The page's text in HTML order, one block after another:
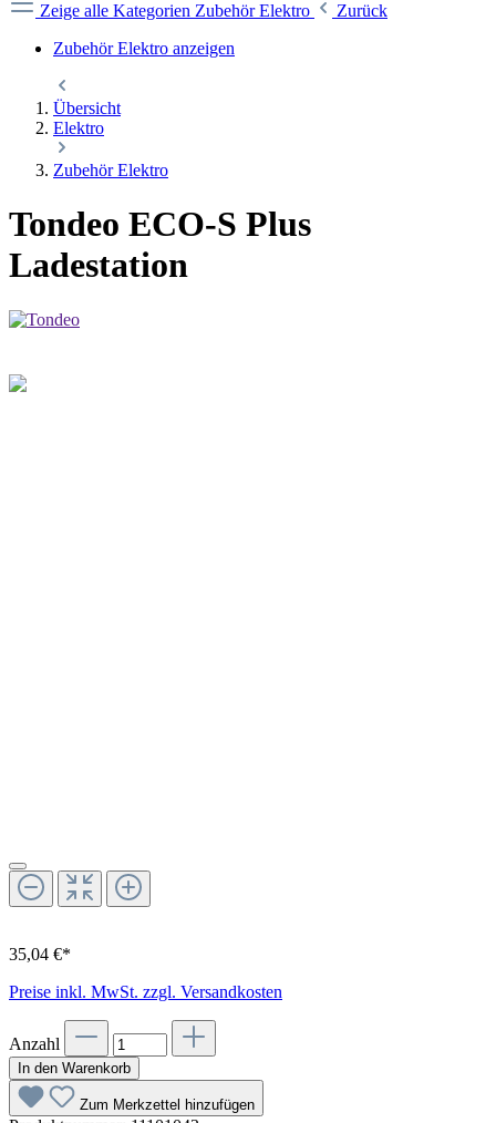
Zeige alle Kategorien Zubehör Elektro
Zurück
Zubehör Elektro anzeigen
Übersicht
Elektro
Zubehör Elektro
Tondeo ECO-S Plus
Ladestation
35,04 €*
Preise inkl. MwSt. zzgl. Versandkosten
Anzahl
In den Warenkorb
Zum Merkzettel hinzufügen